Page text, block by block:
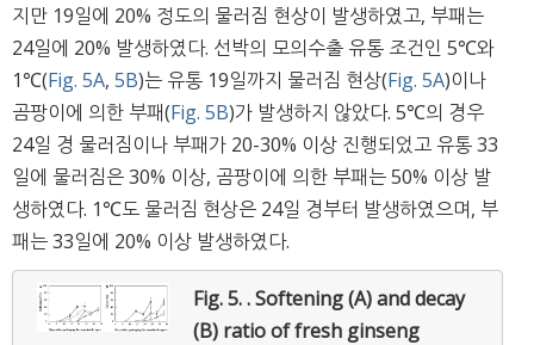
지만 19일에 20% 정도의 물러짐 현상이 발생하였고, 부패는
24일에 20% 발생하였다. 선박의 모의수출 유통 조건인 5℃와
1℃(Fig. 5A, 5B)는 유통 19일까지 물러짐 현상(Fig. 5A)이나
곰팡이에 의한 부패(Fig. 5B)가 발생하지 않았다. 5℃의 경우
24일 경 물러짐이나 부패가 20-30% 이상 진행되었고 유통 33
일에 물러짐은 30% 이상, 곰팡이에 의한 부패는 50% 이상 발
생하였다. 1℃도 물러짐 현상은 24일 경부터 발생하였으며, 부
패는 33일에 20% 이상 발생하였다.
Fig. 5. .Softening (A) and decay
(B) ratio of fresh ginseng